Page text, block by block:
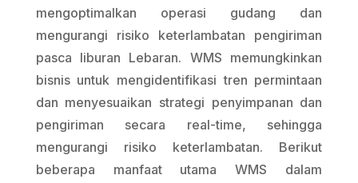
mengoptimalkan operasi gudang dan
mengurangi risiko keterlambatan pengiriman
pasca liburan Lebaran. WMS memungkinkan
bisnis untuk mengidentifikasi tren permintaan
dan menyesuaikan strategi penyimpanan dan
pengiriman secara real-time, sehingga
mengurangi risiko keterlambatan. Berikut
beberapa manfaat utama WMS dalam